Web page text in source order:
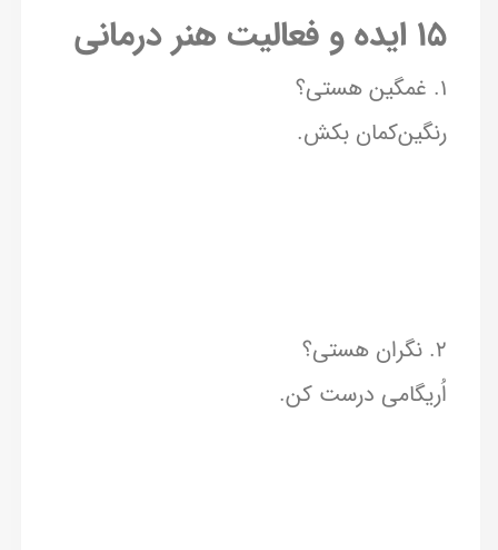
۱۵ ایده و فعالیت هنر درمانی
۱. غمگین هستی؟
رنگین‌کمان بکش.
۲. نگران هستی؟
اُریگامی درست کن.